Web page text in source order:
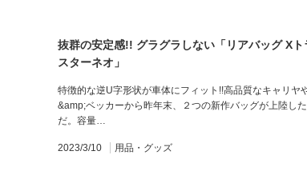
抜群の安定感!! グラグラしない「リアバッグ X
スターネオ」
特徴的な逆U字形状が車体にフィット!!高品質なキャリ
&amp;ベッカーから昨年末、２つの新作バッグが上陸し
だ。容量…
2023/3/10 用品・グッズ